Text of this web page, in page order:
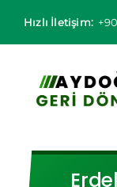
Hızlı İletişim: